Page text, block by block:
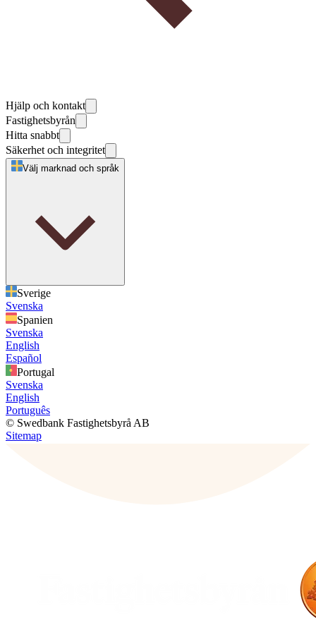
Hjälp och kontakt
Fastighetsbyrån
Hitta snabbt
Säkerhet och integritet
Välj marknad och språk
Sverige
Svenska
Spanien
Svenska
English
Español
Portugal
Svenska
English
Português
© Swedbank Fastighetsbyrå AB
Sitemap